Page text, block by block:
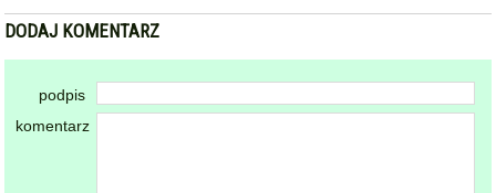
DODAJ KOMENTARZ
podpis
komentarz